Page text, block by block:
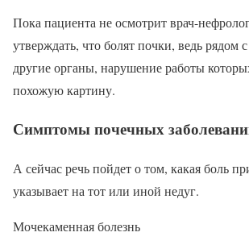
Пока пациента не осмотрит врач-
утверждать, что болят почки, ведь рядом
другие органы, нарушение работы
похожую картину.
Симптомы почечных
А сейчас речь пойдет о том, какая боль
указывает на тот или иной недуг.
Мочекаменная болезнь